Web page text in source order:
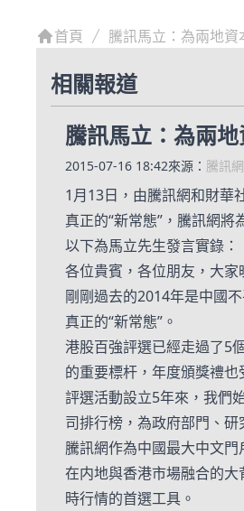
首頁 騰訊馬立：為兩地
相關報道
騰訊馬立：為兩
2015-07-16 18:42來源： 騰訊網
1月13日，由騰訊網和財華
真正的“新常態”，騰訊網
以下為馬立先生發言實錄：
各位貴賓，各位朋友，大
剛剛過去的2014年是中國
真正的“新常態”。
港股百強評選已經走過了5
的重要標杆，年度頒獎禮
評選活動設立5年來，我們
司排行榜，為政府部門、
騰訊網作為中國最大中文
在内地與香港市場融合的
時行情的首選工具。